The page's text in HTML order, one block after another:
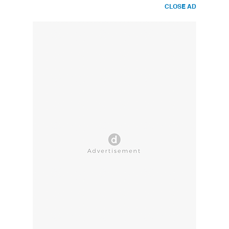
CLOSE AD